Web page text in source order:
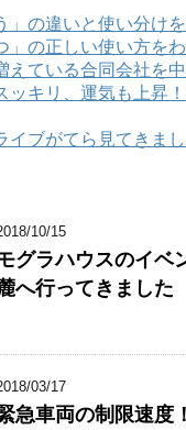
」の違いと使い分け
」の正しい使い方を
えている合同会社を
ッキリ、運気も上昇
イブがてら見てきま
10/15
グラハウスのイベ
へ行ってきました
03/17
急車両の制限速度